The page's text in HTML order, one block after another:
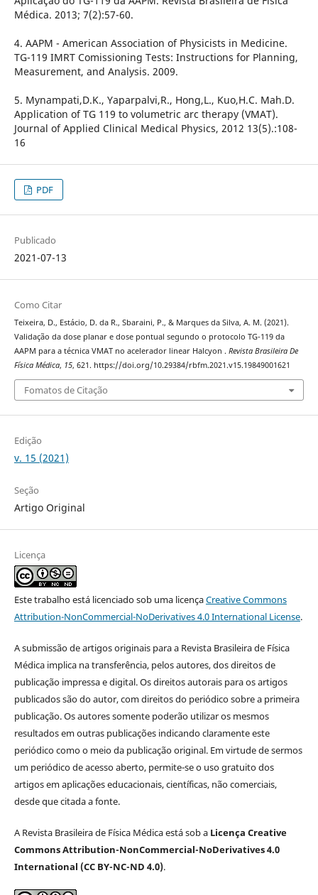
Médica. 2013; 7(2):57-60.
4. AAPM - American Association of Physicists in Medicine.
TG-119 IMRT Comissioning Tests: Instructions for Planning,
Measurement, and Analysis. 2009.
5. Mynampati,D.K., Yaparpalvi,R., Hong,L., Kuo,H.C. Mah.D.
Application of TG 119 to volumetric arc therapy (VMAT).
Journal of Applied Clinical Medical Physics, 2012 13(5).:108-
16
PDF
Publicado
2021-07-13
Como Citar
Teixeira, D., Estácio, D. da R., Sbaraini, P., & Marques da Silva, A. M. (2021).
Validação da dose planar e dose pontual segundo o protocolo TG-119 da
AAPM para a técnica VMAT no acelerador linear Halcyon . Revista Brasileira De
Física Médica, 15, 621. https://doi.org/10.29384/rbfm.2021.v15.19849001621
Fomatos de Citação
Edição
v. 15 (2021)
Seção
Artigo Original
Licença
Este trabalho está licenciado sob uma licençaCreative Commons
Attribution-NonCommercial-NoDerivatives 4.0 International License.
A submissão de artigos originais para a Revista Brasileira de Física
Médica implica na transferência, pelos autores, dos direitos de
publicação impressa e digital. Os direitos autorais para os artigos
publicados são do autor, com direitos do periódico sobre a primeira
publicação. Os autores somente poderão utilizar os mesmos
resultados em outras publicações indicando claramente este
periódico como o meio da publicação original. Em virtude de sermos
um periódico de acesso aberto, permite-se o uso gratuito dos
artigos em aplicações educacionais, científicas, não comerciais,
desde que citada a fonte.
A Revista Brasileira de Física Médica está sob a Licença Creative
Commons Attribution-NonCommercial-NoDerivatives 4.0
International (CC BY-NC-ND 4.0).